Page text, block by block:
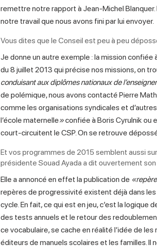
remettre notre rapport à Jean-Michel
notre travail que nous avons fini par lui envoyer.
Vous dites que le Conseil est peu à peu
Je donne un autre exemple : la mission confiée
du 8 juillet 2013 qui précise nos missions, on
conduisant aux diplômes nationaux de
de polémique, nous avons contacté Pierre
comme les organisations syndicales et
l’école maternelle»confiée à Boris Cyrulnik ou
court-circuitent le CSP. On se retrouve
Et vos programmes de 2015 semblent aussi
présidente Souad Ayada a dit ouvertement
Elle a annoncé en effet la publication de
repères de progressivité existent déjà dans
cycle. En fait, ce qui est en jeu, c’est la logique
des tests annuels et le retour des
ce vocabulaire, se cache en réalité l’idée de
éditeurs de manuels scolaires et les familles. Il